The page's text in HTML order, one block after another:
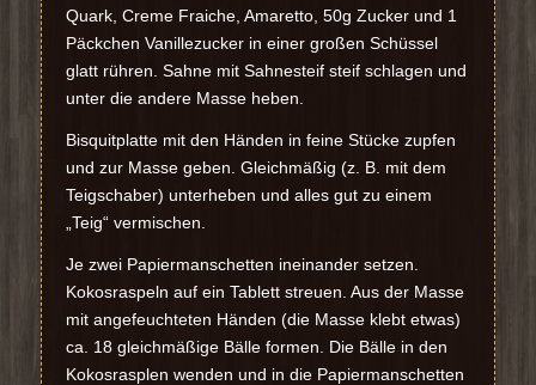
Quark, Creme Fraiche, Amaretto, 50g Zucker und 1
Päckchen Vanillezucker in einer großen Schüssel
glatt rühren. Sahne mit Sahnesteif steif schlagen und
unter die andere Masse heben.
Bisquitplatte mit den Händen in feine Stücke zupfen
und zur Masse geben. Gleichmäßig (z. B. mit dem
Teigschaber) unterheben und alles gut zu einem
„Teig“ vermischen.
Je zwei Papiermanschetten ineinander setzen.
Kokosraspeln auf ein Tablett streuen. Aus der Masse
mit angefeuchteten Händen (die Masse klebt etwas)
ca. 18 gleichmäßige Bälle formen. Die Bälle in den
Kokosrasplen wenden und in die Papiermanschetten